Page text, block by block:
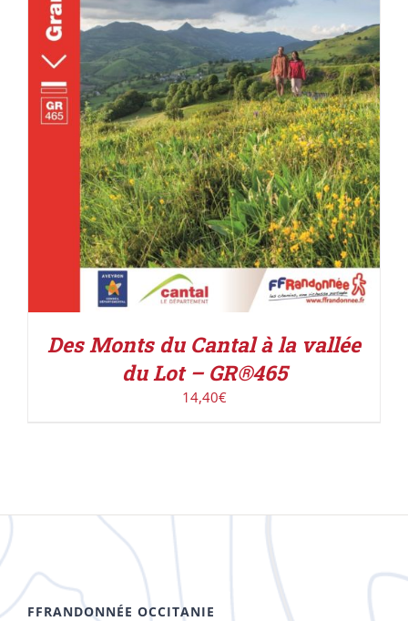
ACHETER LE PRODUIT DÉTAILS
Des Monts du Cantal à la vallée
du Lot – GR®465
14,40€
FFRANDONNÉE OCCITANIE